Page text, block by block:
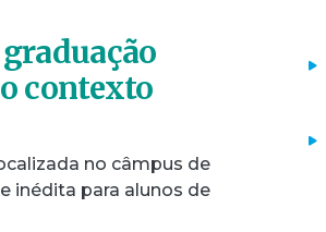
contexto
no câmpus de
inédita para alunos de